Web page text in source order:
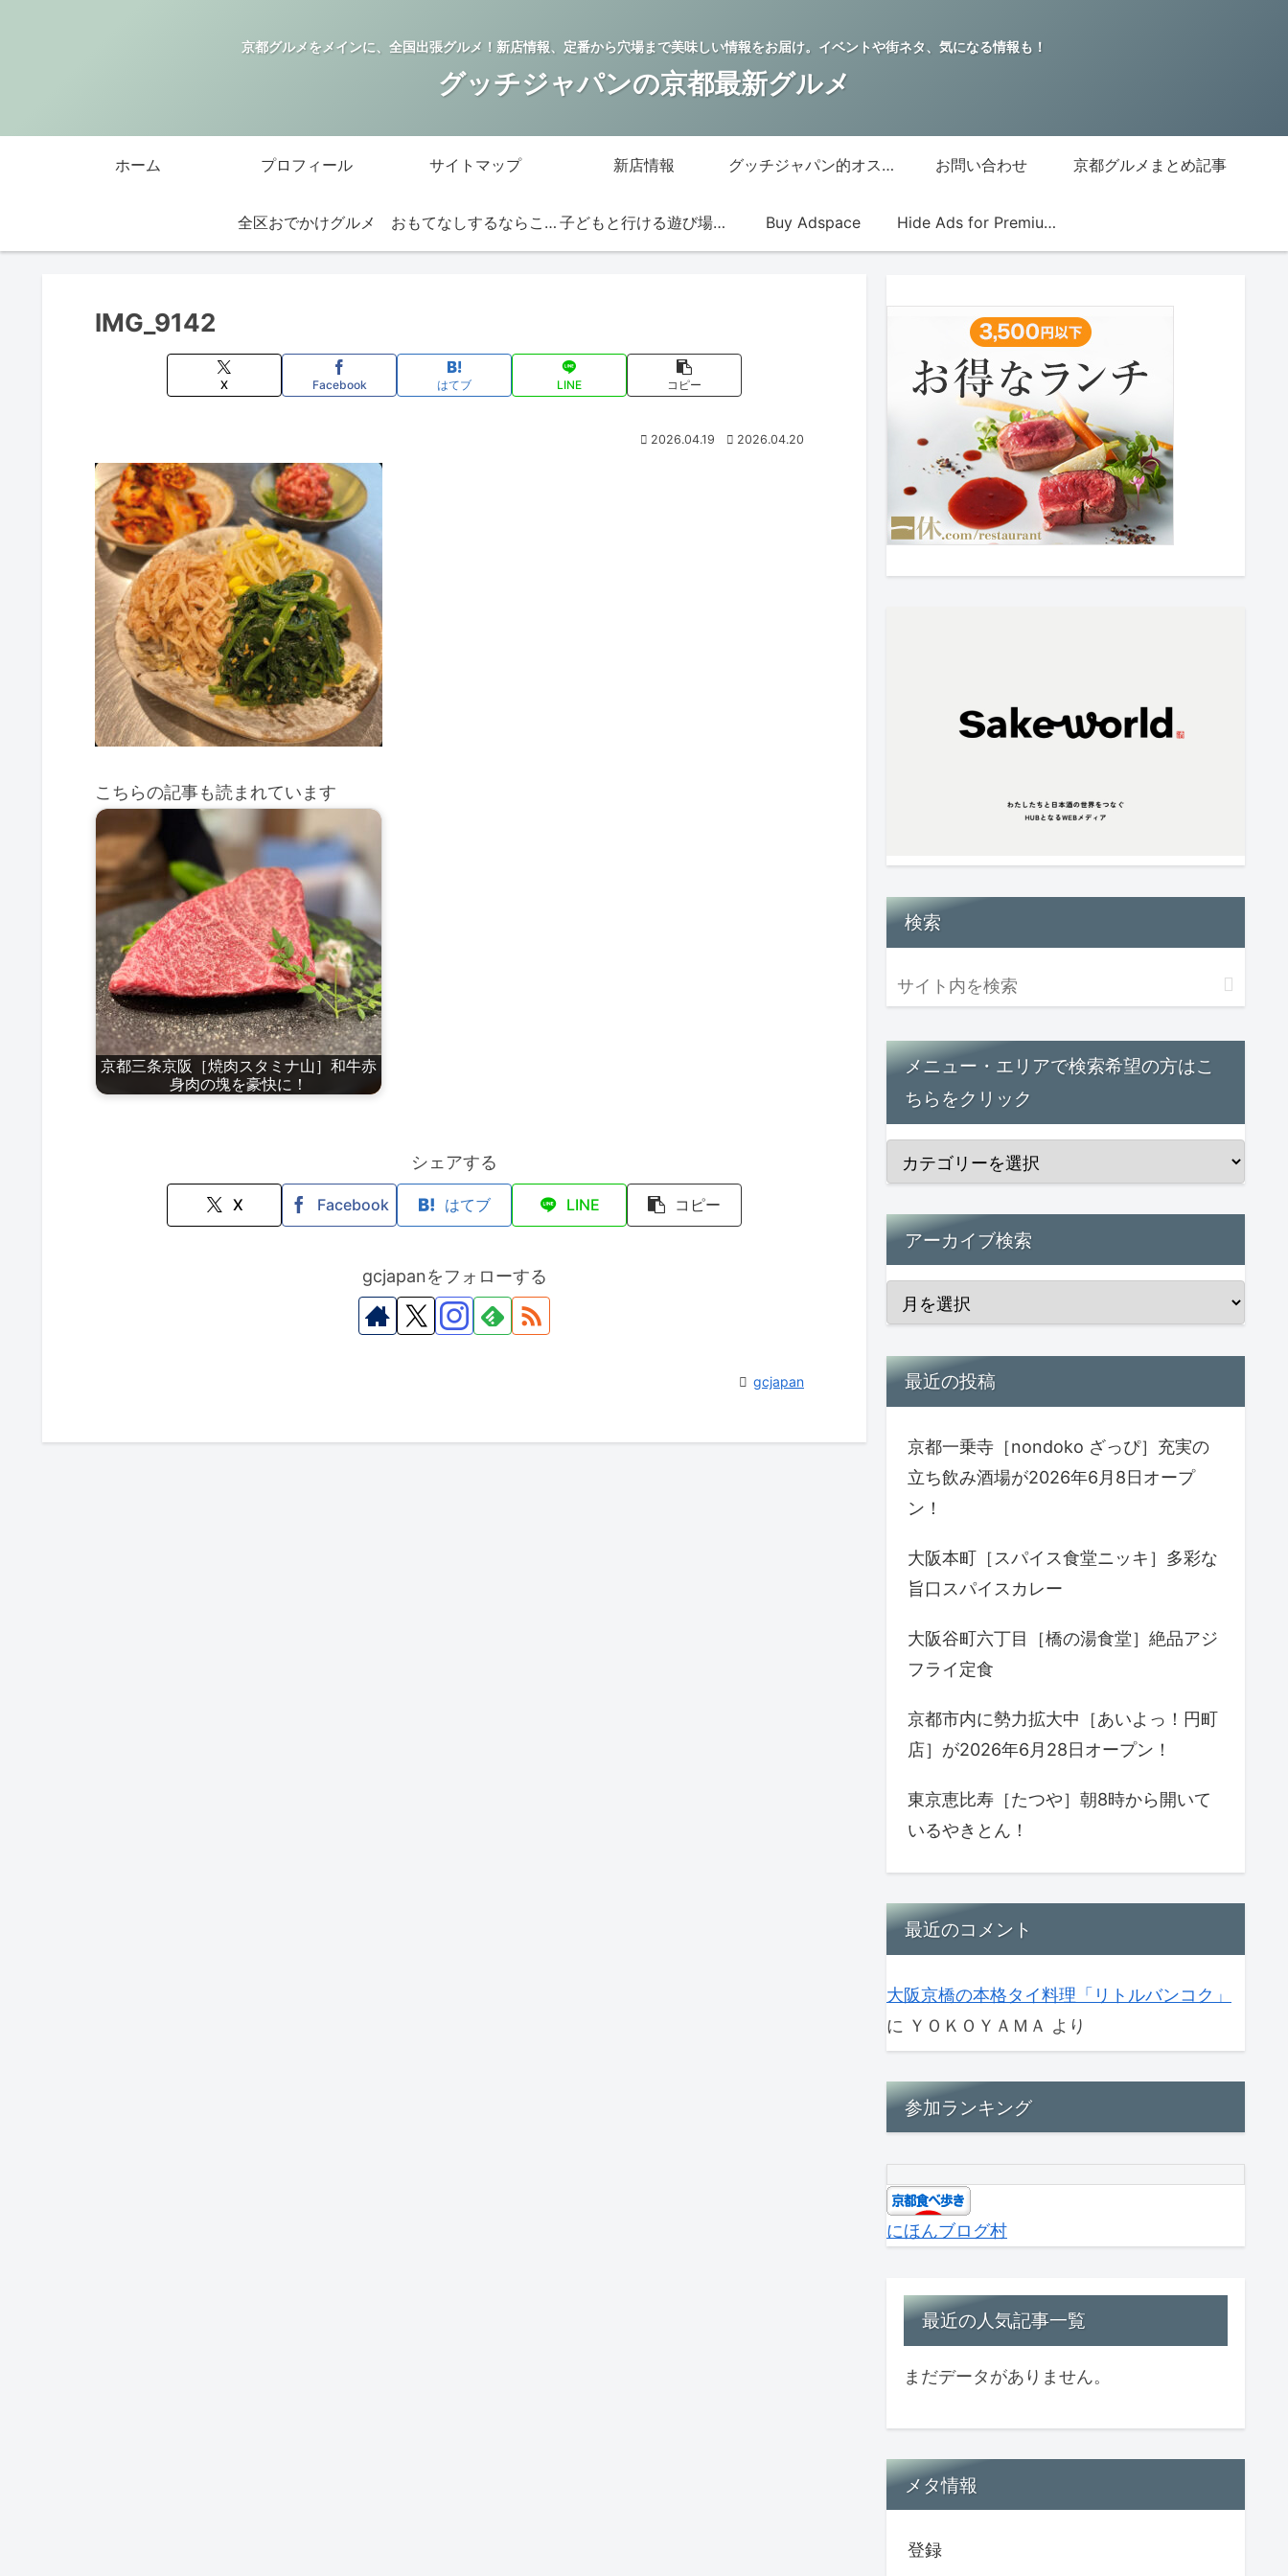
京都グルメをメインに、全国出張グルメ！新店情報、定番から穴場まで美味しい情報をお届け。イベントや街ネタ、気になる情報も！
グッチジャパンの京都最新グルメ
ホーム プロフィール サイトマップ 新店情報 グッチジャパン的オススメ店 お問い合わせ 京都グルメまとめ記事
全区おでかけグルメ おもてなしするならこの店 子どもと行ける遊び場・お店 Buy Adspace Hide Ads for Premium Members
IMG_9142
X Facebook はてブ LINE コピー
2026.04.19 2026.04.20
こちらの記事も読まれています
京都三条京阪［焼肉スタミナ山］和牛赤
身肉の塊を豪快に！
シェアする
X Facebook はてブ LINE コピー
gcjapanをフォローする
gcjapan
検索
メニュー・エリアで検索希望の方はこ
ちらをクリック
アーカイブ検索
最近の投稿
京都一乗寺［nondoko ざっぴ］充実の
立ち飲み酒場が2026年6月8日オープ
ン！
大阪本町［スパイス食堂ニッキ］多彩な
旨口スパイスカレー
大阪谷町六丁目［橋の湯食堂］絶品アジ
フライ定食
京都市内に勢力拡大中［あいよっ！円町
店］が2026年6月28日オープン！
東京恵比寿［たつや］朝8時から開いて
いるやきとん！
最近のコメント
大阪京橋の本格タイ料理「リトルバンコク」
に ＹＯＫＯＹＡＭＡ より
参加ランキング
にほんブログ村
最近の人気記事一覧
まだデータがありません。
メタ情報
登録